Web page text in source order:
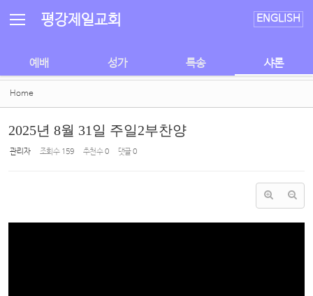
평강제일교회 ENGLISH
예배 성가 특송 샤론
Home
2025년 8월 31일 주일2부찬양
관리자 조회 수 159 추천 수0 댓글0